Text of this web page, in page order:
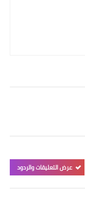
عرض التعليقات والردود